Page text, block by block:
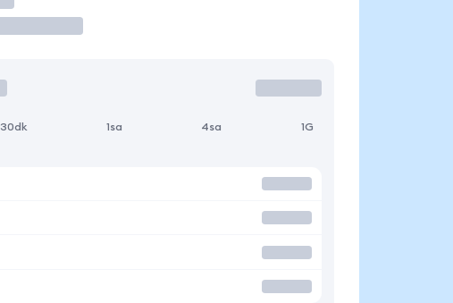
30dk 1sa 4sa 1G